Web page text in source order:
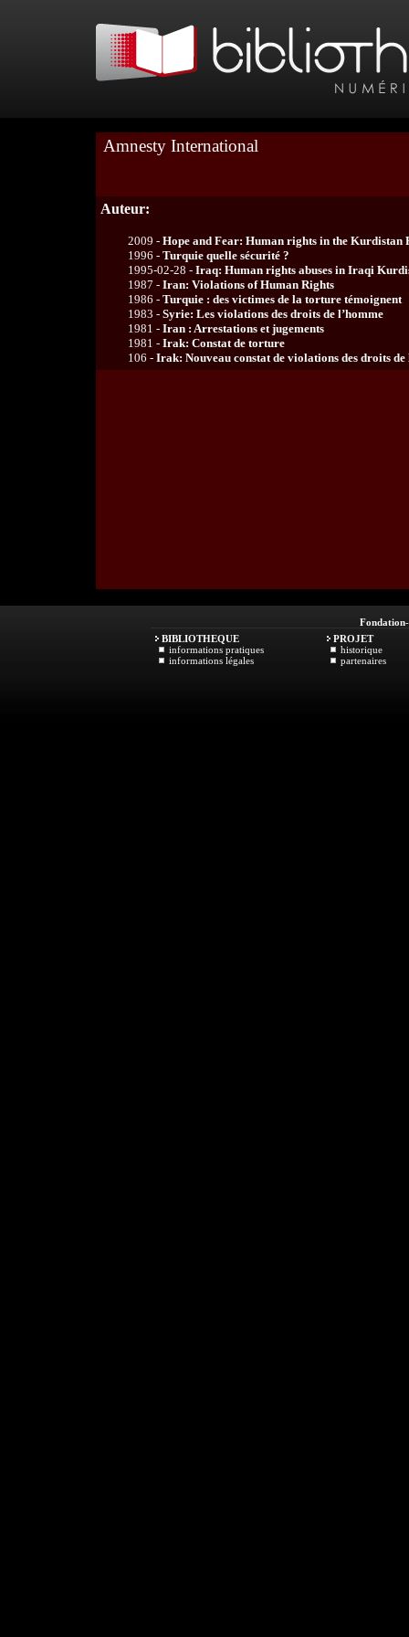
Amnesty International
Auteur:
2009 - Hope and Fear: Human rights in the Kurdistan
1996 - Turquie quelle sécurité ?
1995-02-28 - Iraq: Human rights abuses in Iraqi
1987 - Iran: Violations of Human Rights
1986 - Turquie : des victimes de la torture témoignent
1983 - Syrie: Les violations des droits de l’homme
1981 - Iran : Arrestations et jugements
1981 - Irak: Constat de torture
106 - Irak: Nouveau constat de violations des droits de
Fondation
BIBLIOTHEQUE
informations pratiques
informations légales
PROJET
historique
partenaires